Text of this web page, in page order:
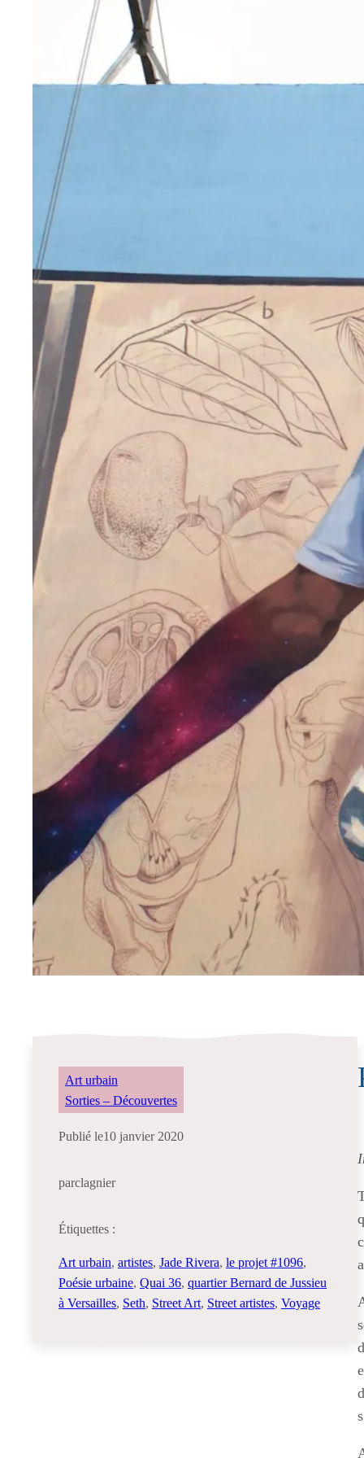
Art urbain
Sorties – Découvertes
Publié le10 janvier 2020
parclagnier
Étiquettes :
Art urbain, artistes, Jade Rivera, le projet #1096
Poésie urbaine, Quai 36, quartier Bernard de Jussieu
à Versailles, Seth, Street Art, Street artistes, Voyage